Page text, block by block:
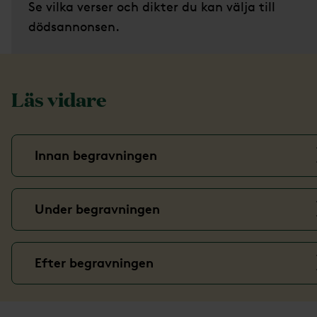
Se vilka verser och dikter du kan välja till
dödsannonsen.
Läs vidare
Innan begravningen
Under begravningen
Efter begravningen